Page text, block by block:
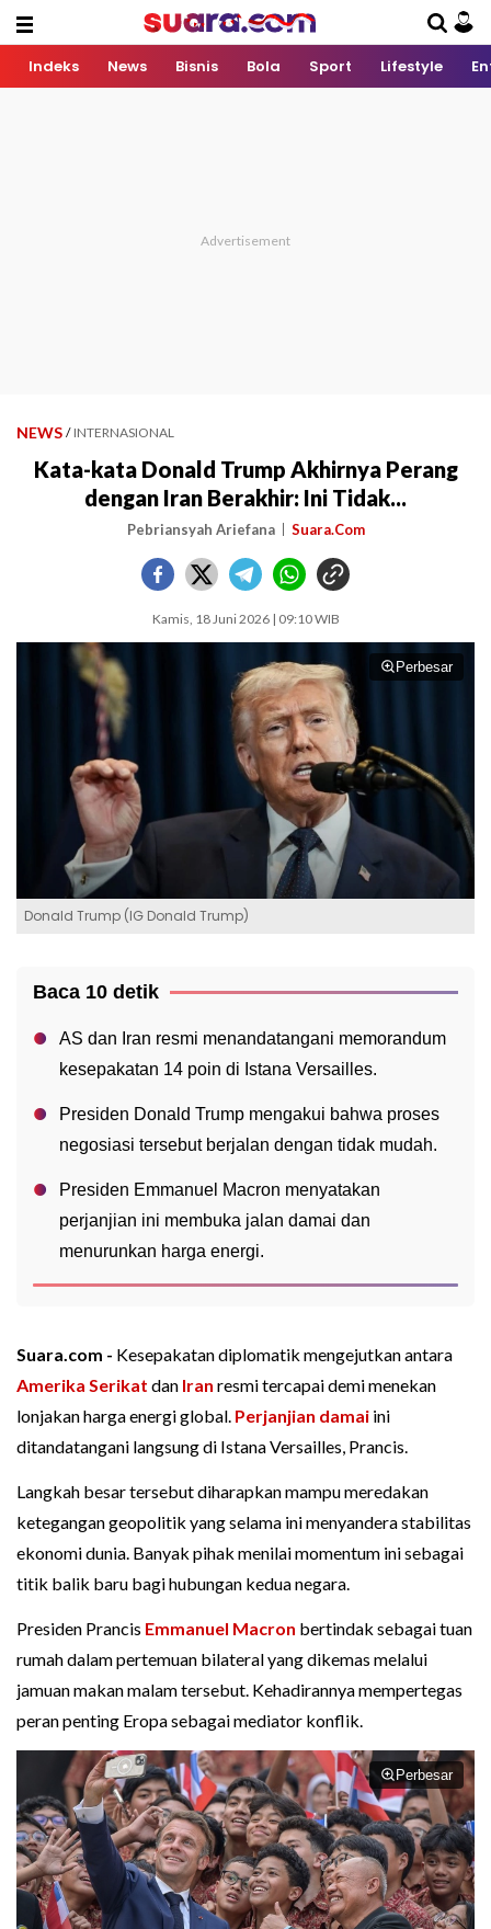
Indeks News Bisnis Bola Sport Lifestyle
NEWS / INTERNASIONAL
Kata-kata Donald Trump Akhirnya Perang
dengan Iran Berakhir: Ini Tidak...
Pebriansyah Ariefana Suara.Com
Kamis, 18 Juni 2026 | 09:10 WIB
Perbesar
Donald Trump (IG Donald Trump)
Baca 10 detik
AS dan Iran resmi menandatangani memorandum
kesepakatan 14 poin di Istana Versailles.
Presiden Donald Trump mengakui bahwa proses
negosiasi tersebut berjalan dengan tidak mudah.
Presiden Emmanuel Macron menyatakan
perjanjian ini membuka jalan damai dan
menurunkan harga energi.
Suara.com - Kesepakatan diplomatik mengejutkan antara
Amerika Serikat dan Iran resmi tercapai demi menekan
lonjakan harga energi global. Perjanjian damai ini
ditandatangani langsung di Istana Versailles, Prancis.
Langkah besar tersebut diharapkan mampu meredakan
ketegangan geopolitik yang selama ini menyandera stabilitas
ekonomi dunia. Banyak pihak menilai momentum ini sebagai
titik balik baru bagi hubungan kedua negara.
Presiden Prancis Emmanuel Macron bertindak sebagai tuan
rumah dalam pertemuan bilateral yang dikemas melalui
jamuan makan malam tersebut. Kehadirannya mempertegas
peran penting Eropa sebagai mediator konflik.
Perbesar